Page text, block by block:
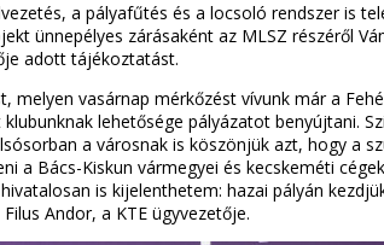
a pályafűtés és a locsoló rendszer is
ünnepélyes zárásaként az MLSZ részéről
adott tájékoztatást.
vasárnap mérkőzést vívunk már a
lehetősége pályázatot benyújtani.
a városnak is köszönjük azt, hogy a
Bács-Kiskun vármegyei és kecskeméti
is kijelenthetem: hazai pályán
Andor, a KTE ügyvezetője.